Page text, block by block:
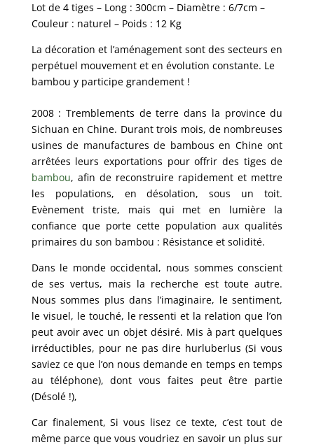
Lot de 4 tiges – Long : 300cm – Diamètre : 6/7cm –
Couleur : naturel – Poids : 12 Kg
La décoration et l’aménagement sont des secteurs en
perpétuel mouvement et en évolution constante. Le
bambou y participe grandement !
2008 : Tremblements de terre dans la province du
Sichuan en Chine. Durant trois mois, de nombreuses
usines de manufactures de bambous en Chine ont
arrêtées leurs exportations pour offrir des tiges de
bambou, afin de reconstruire rapidement et mettre
les populations, en désolation, sous un toit.
Evènement triste, mais qui met en lumière la
confiance que porte cette population aux qualités
primaires du son bambou : Résistance et solidité.
Dans le monde occidental, nous sommes conscient
de ses vertus, mais la recherche est toute autre.
Nous sommes plus dans l’imaginaire, le sentiment,
le visuel, le touché, le ressenti et la relation que l’on
peut avoir avec un objet désiré. Mis à part quelques
irréductibles, pour ne pas dire hurluberlus (Si vous
saviez ce que l’on nous demande en temps en temps
au téléphone), dont vous faites peut être partie
(Désolé !),
Car finalement, Si vous lisez ce texte, c’est tout de
même parce que vous voudriez en savoir un plus sur